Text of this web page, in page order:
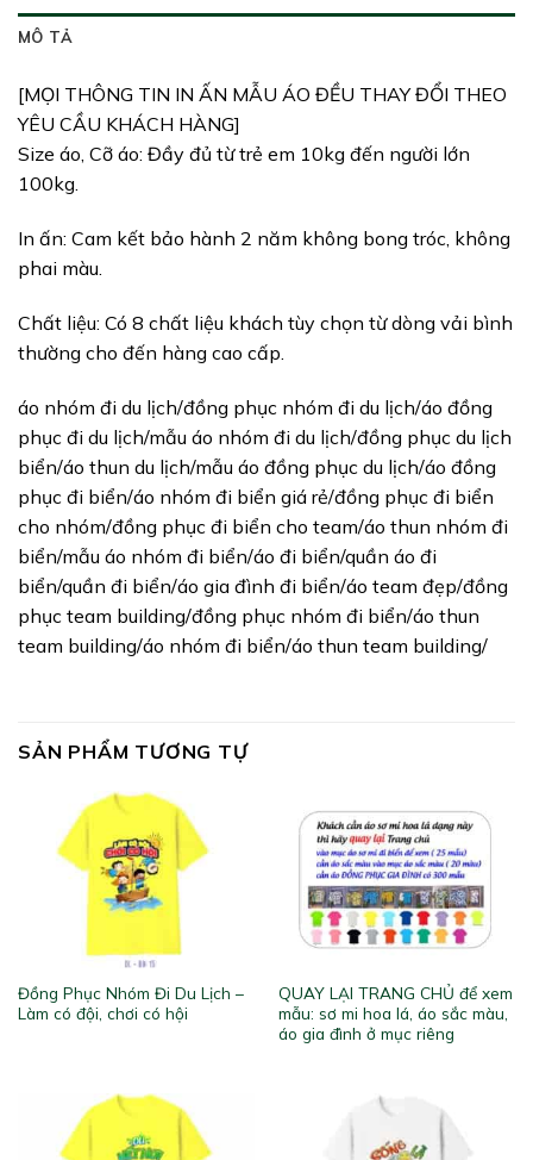
MÔ TẢ
[MỌI THÔNG TIN IN ẤN MẪU ÁO ĐỀU THAY ĐỔI THEO
YÊU CẦU KHÁCH HÀNG]
Size áo, Cỡ áo: Đầy đủ từ trẻ em 10kg đến người lớn
100kg.
In ấn: Cam kết bảo hành 2 năm không bong tróc, không
phai màu.
Chất liệu: Có 8 chất liệu khách tùy chọn từ dòng vải bình
thường cho đến hàng cao cấp.
áo nhóm đi du lịch/đồng phục nhóm đi du lịch/áo đồng
phục đi du lịch/mẫu áo nhóm đi du lịch/đồng phục du lịch
biển/áo thun du lịch/mẫu áo đồng phục du lịch/áo đồng
phục đi biển/áo nhóm đi biển giá rẻ/đồng phục đi biển
cho nhóm/đồng phục đi biển cho team/áo thun nhóm đi
biển/mẫu áo nhóm đi biển/áo đi biển/quần áo đi
biển/quần đi biển/áo gia đình đi biển/áo team đẹp/đồng
phục team building/đồng phục nhóm đi biển/áo thun
team building/áo nhóm đi biển/áo thun team building/
SẢN PHẨM TƯƠNG TỰ
Đồng Phục Nhóm Đi Du Lịch –
Làm có đội, chơi có hội
QUAY LẠI TRANG CHỦ để xem
mẫu: sơ mi hoa lá, áo sắc màu,
áo gia đình ở mục riêng